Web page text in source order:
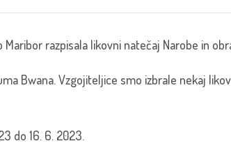
razpisala likovni natečaj Narobe in
Bwana. Vzgojiteljice smo izbrale nekaj
do 16. 6. 2023.